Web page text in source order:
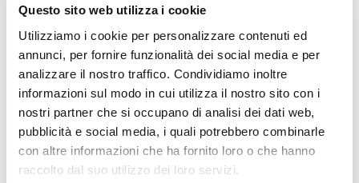
Questo sito web utilizza i cookie
Utilizziamo i cookie per personalizzare contenuti ed
annunci, per fornire funzionalità dei social media e per
analizzare il nostro traffico. Condividiamo inoltre
informazioni sul modo in cui utilizza il nostro sito con i
nostri partner che si occupano di analisi dei dati web,
pubblicità e social media, i quali potrebbero combinarle
con altre informazioni che ha fornito loro o che hanno
raccolto dal suo utilizzo dei loro servizi.
Coppa Italia Serie C - Biglietti ancora bloccati
per il derby tra Pescara e Samb: decide il
Comitato sicurezza
di Pierluigi Dorotei